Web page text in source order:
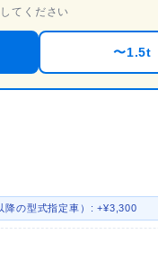
てください
〜1.5t
降の型式指定車）: +¥3,300